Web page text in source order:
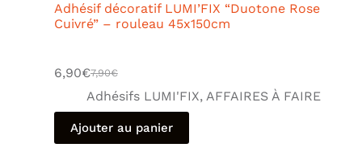
Adhésif décoratif LUMI’FIX “Duotone Rose
Cuivré” – rouleau 45x150cm
7,90€
6,90€
Adhésifs LUMI'FIX, AFFAIRES À FAIRE
Ajouter au panier